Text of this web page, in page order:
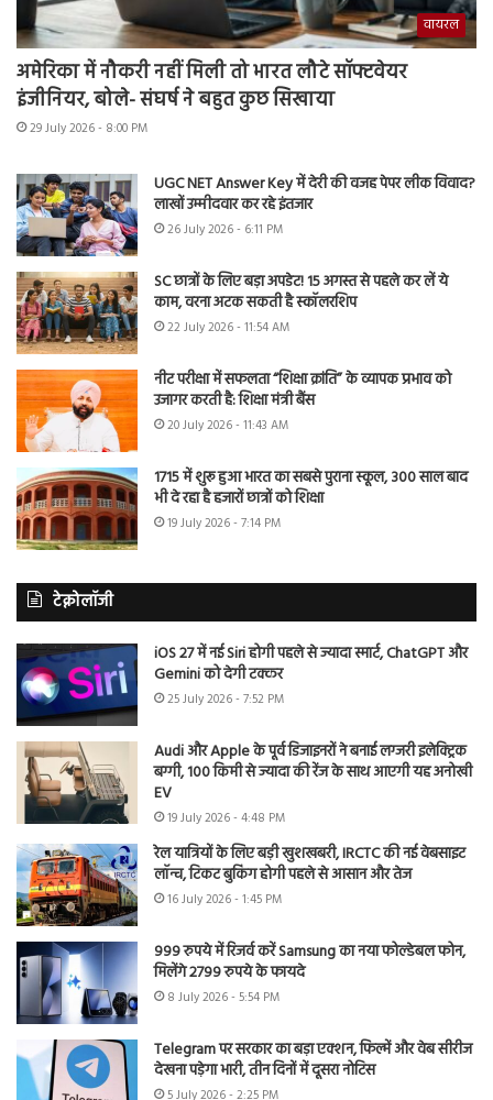
वायरल
अमेरिका में नौकरी नहीं मिली तो भारत लौटे सॉफ्टवेयर
इंजीनियर, बोले- संघर्ष ने बहुत कुछ सिखाया
29 July 2026 - 8:00 PM
UGC NET Answer Key में देरी की वजह पेपर लीक विवाद?
लाखों उम्मीदवार कर रहे इंतजार
26 July 2026 - 6:11 PM
SC छात्रों के लिए बड़ा अपडेट! 15 अगस्त से पहले कर लें ये
काम, वरना अटक सकती है स्कॉलरशिप
22 July 2026 - 11:54 AM
नीट परीक्षा में सफलता “शिक्षा क्रांति” के व्यापक प्रभाव को
उजागर करती है: शिक्षा मंत्री बैंस
20 July 2026 - 11:43 AM
1715 में शुरू हुआ भारत का सबसे पुराना स्कूल, 300 साल बाद
भी दे रहा है हजारों छात्रों को शिक्षा
19 July 2026 - 7:14 PM
टेक्नोलॉजी
iOS 27 में नई Siri होगी पहले से ज्यादा स्मार्ट, ChatGPT और
Gemini को देगी टक्कर
25 July 2026 - 7:52 PM
Audi और Apple के पूर्व डिजाइनरों ने बनाई लग्जरी इलेक्ट्रिक
बग्गी, 100 किमी से ज्यादा की रेंज के साथ आएगी यह अनोखी
EV
19 July 2026 - 4:48 PM
रेल यात्रियों के लिए बड़ी खुशखबरी, IRCTC की नई वेबसाइट
लॉन्च, टिकट बुकिंग होगी पहले से आसान और तेज
16 July 2026 - 1:45 PM
999 रुपये में रिजर्व करें Samsung का नया फोल्डेबल फोन,
मिलेंगे 2799 रुपये के फायदे
8 July 2026 - 5:54 PM
Telegram पर सरकार का बड़ा एक्शन, फिल्में और वेब सीरीज
देखना पड़ेगा भारी, तीन दिनों में दूसरा नोटिस
5 July 2026 - 2:25 PM